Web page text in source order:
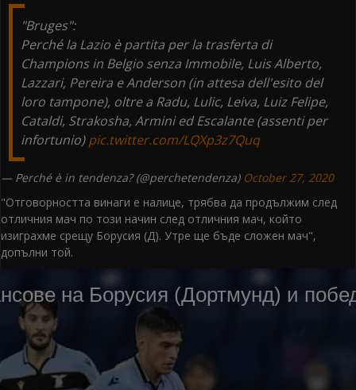
"Bruges":
Perché la Lazio è partita per la trasferta di
Champions in Belgio senza Immobile, Luis Alberto,
Lazzari, Pereira e Anderson (in attesa dell'esito del
loro tampone), oltre a Radu, Lulic, Leiva, Luiz Felipe,
Cataldi, Strakosha, Armini ed Escalante (assenti per
infortunio)pic.twitter.com/LQXp3z7Quq
— Perché è in tendenza? (@perchetendenza) October 27, 2020
"Отговорността винаги е налице, трябва да продължим след
отличния мач по този начин след отличния мач, който
изиграхме срещу Борусия (Д). Утре ще бъде сложен мач",
допълни той.